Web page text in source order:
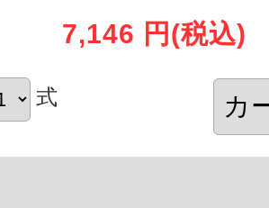
7,146 円 (税込)
式